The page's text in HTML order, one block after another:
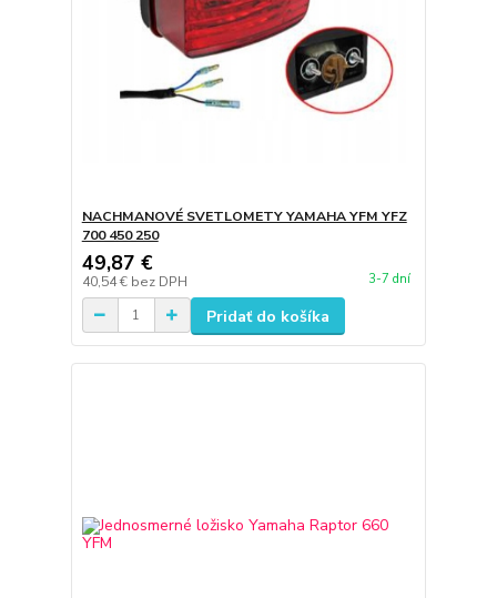
NACHMANOVÉ SVETLOMETY YAMAHA YFM YFZ
700 450 250
49,87 €
40,54 € bez DPH 3-7 dní
Pridať do košíka